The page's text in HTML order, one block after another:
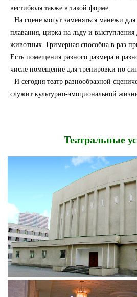
вестибюля также в такой форме.
На сцене могут заменяться манежи
плавания, цирка на льду и выступления
животных. Гримерная способна в раз
Есть помещения разного размера и
числе помещение для тренировки по
И сегодня театр разнообразной
служит культурно-эмоциональной
Театральные